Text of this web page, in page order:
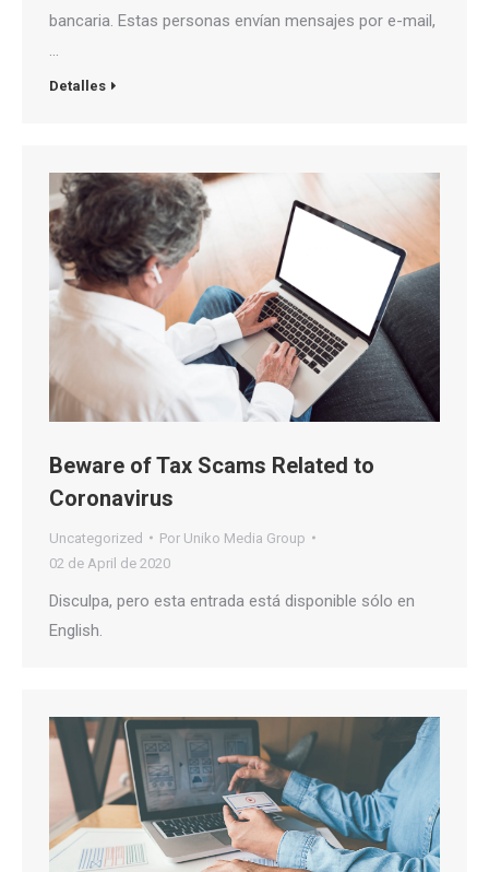
bancaria. Estas personas envían mensajes por e-mail,
…
Detalles
Beware of Tax Scams Related to
Coronavirus
Uncategorized Por Uniko Media Group
02 de April de 2020
Disculpa, pero esta entrada está disponible sólo en
English.